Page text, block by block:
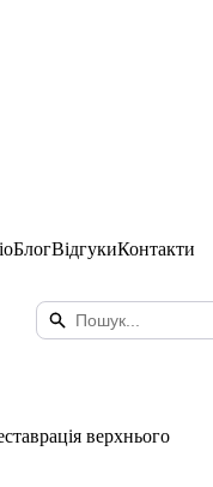
БлогВідгукиКонтакти
верхнього